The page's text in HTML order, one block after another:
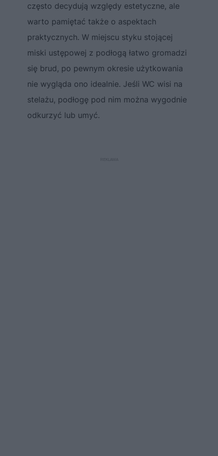
często decydują względy estetyczne, ale
warto pamiętać także o aspektach
praktycznych. W miejscu styku stojącej
miski ustępowej z podłogą łatwo gromadzi
się brud, po pewnym okresie użytkowania
nie wygląda ono idealnie. Jeśli WC wisi na
stelażu, podłogę pod nim można wygodnie
odkurzyć lub umyć.